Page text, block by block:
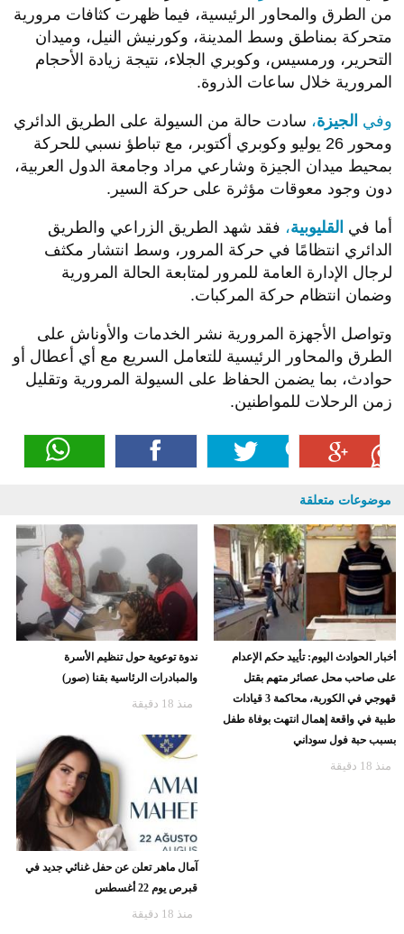
من الطرق والمحاور الرئيسية، فيما ظهرت كثافات مرورية
متحركة بمناطق وسط المدينة، وكورنيش النيل، وميدان
التحرير، ورمسيس، وكوبري الجلاء، نتيجة زيادة الأحجام
المرورية خلال ساعات الذروة.
وفي الجيزة، سادت حالة من السيولة على الطريق الدائري
ومحور 26 يوليو وكوبري أكتوبر، مع تباطؤ نسبي للحركة
بمحيط ميدان الجيزة وشارعي مراد وجامعة الدول العربية،
دون وجود معوقات مؤثرة على حركة السير.
أما في القليوبية، فقد شهد الطريق الزراعي والطريق
الدائري انتظامًا في حركة المرور، وسط انتشار مكثف
لرجال الإدارة العامة للمرور لمتابعة الحالة المرورية
وضمان انتظام حركة المركبات.
وتواصل الأجهزة المرورية نشر الخدمات والأوناش على
الطرق والمحاور الرئيسية للتعامل السريع مع أي أعطال أو
حوادث، بما يضمن الحفاظ على السيولة المرورية وتقليل
زمن الرحلات للمواطنين.
موضوعات متعلقة
أخبار الحوادث اليوم: تأييد حكم الإعدام
على صاحب محل عصائر متهم بقتل
قهوجي في الكوربة، محاكمة 3 قيادات
طبية في واقعة إهمال انتهت بوفاة طفل
بسبب حبة فول سوداني
منذ 18 دقيقة
ندوة توعوية حول تنظيم الأسرة
والمبادرات الرئاسية بقنا (صور)
منذ 18 دقيقة
آمال ماهر تعلن عن حفل غنائي جديد في
قبرص يوم 22 أغسطس
منذ 18 دقيقة